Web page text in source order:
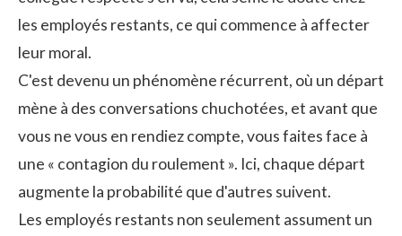
les employés restants, ce qui commence à affecter
leur moral.
C'est devenu un phénomène récurrent, où un départ
mène à des conversations chuchotées, et avant que
vous ne vous en rendiez compte, vous faites face à
une « contagion du roulement ». Ici, chaque départ
augmente la probabilité que d'autres suivent.
Les employés restants non seulement assument un